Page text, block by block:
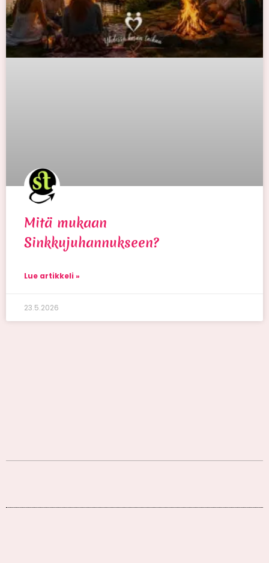
Mitä mukaan
Sinkkujuhannukseen?
Lue artikkeli »
23.5.2026